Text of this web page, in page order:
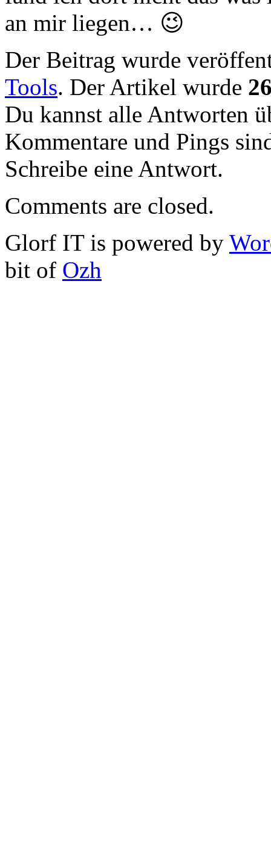
an mir liegen… 😉
Der Beitrag wurde
Tools. Der Artikel wurde
Du kannst alle Antworten
Kommentare und Pings
Schreibe eine Antwort.
Comments are closed.
Glorf IT is powered by
bit of Ozh